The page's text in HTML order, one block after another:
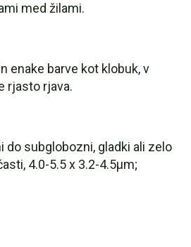
med žilami.
enake barve kot klobuk, v
rjasto rjava.
do subglobozni, gladki ali zelo
4.0-5.5 x 3.2-4.5µm;